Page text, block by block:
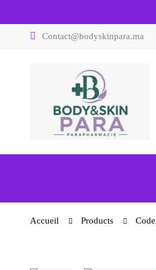
Contact@bodyskinpara.ma
Accueil Products